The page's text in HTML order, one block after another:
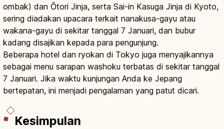
ombak) dan Ōtori Jinja, serta Sai-in Kasuga Jinja di Kyoto,
sering diadakan upacara terkait nanakusa-gayu atau
wakana-gayu di sekitar tanggal 7 Januari, dan bubur
kadang disajikan kepada para pengunjung.
Beberapa hotel dan ryokan di Tokyo juga menyajikannya
sebagai menu sarapan washoku terbatas di sekitar tanggal
7 Januari. Jika waktu kunjungan Anda ke Jepang
bertepatan, ini menjadi pengalaman yang patut dicari.
Kesimpulan